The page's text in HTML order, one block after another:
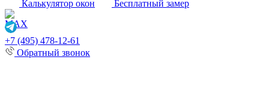
Калькулятор окон
Бесплатный замер
+7 (495) 478-12-61
Обратный звонок